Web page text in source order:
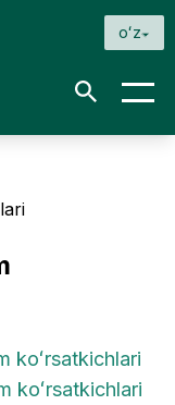
oʻz
koʻrsatkichlari
koʻrsatkichlari